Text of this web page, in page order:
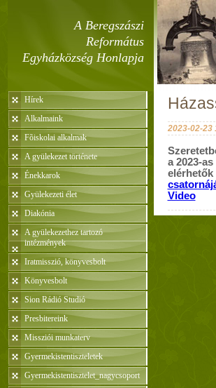
A Beregszászi
Református
Egyházközség Honlapja
Hírek
Alkalmaink
Fõiskolai alkalmak
A gyülekezet története
Énekkarok
Gyülekezeti élet
Diakónia
A gyülekezethez tartozó
intézmények
Iratmisszió, könyvesbolt
Könyvesbolt
Sion Rádió Studió
Presbitereink
Missziói munkaterv
Gyermekistentiszteletek
Gyermekistentisztelet_nagycsoport
2023-02-23
a 2023-
elérhetők
Video